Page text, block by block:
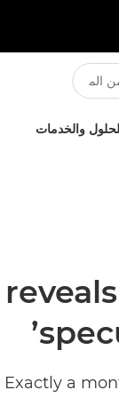
والخدمات
Exactly a